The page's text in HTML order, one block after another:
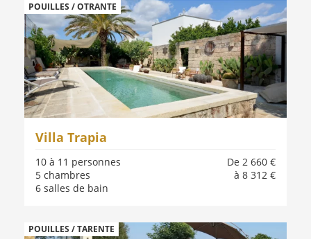
POUILLES / OTRANTE
Villa Trapia
De 2 660 €
à 8 312 €
10 à 11 personnes
5 chambres
6 salles de bain
POUILLES / TARENTE